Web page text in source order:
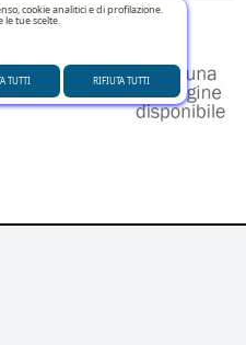
cookie analitici e di profilazione.
tue scelte.
RIFIUTA TUTTI
TUTTI